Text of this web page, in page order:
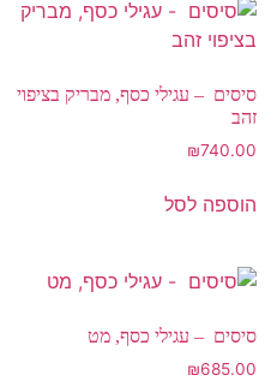
סיסים – עגילי כסף, מבריק בציפוי
זהב
₪740.00
הוספה לסל
סיסים – עגילי כסף, מט
₪685.00